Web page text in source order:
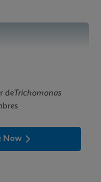
deTrichomonas
Now